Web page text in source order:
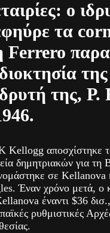
ο
τα
Ferrero
της,
Kellogg αποσχίστηκε
δημητριακών για
σε Kellanova
Έναν χρόνο μετά, ο
έναντι $36
ρυθμιστικές